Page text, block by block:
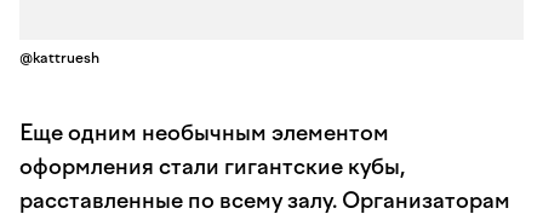
@kattruesh
Еще одним необычным элементом
оформления стали гигантские кубы,
расставленные по всему залу. Организаторам